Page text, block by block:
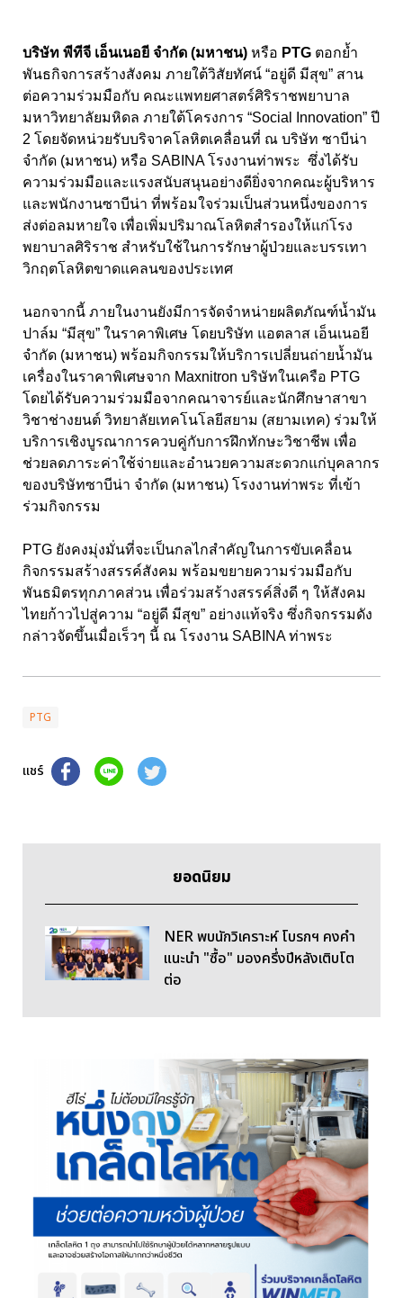
บริษัท พีทีจี เอ็นเนอยี จำกัด (มหาชน) หรือ PTG ตอกย้ำ
พันธกิจการสร้างสังคม ภายใต้วิสัยทัศน์ “อยู่ดี มีสุข” สาน
ต่อความร่วมมือกับ คณะแพทยศาสตร์ศิริราชพยาบาล
มหาวิทยาลัยมหิดล ภายใต้โครงการ “Social Innovation” ปี
2 โดยจัดหน่วยรับบริจาคโลหิตเคลื่อนที่ ณ บริษัท ซาบีน่า
จำกัด (มหาชน) หรือ SABINA โรงงานท่าพระ ซึ่งได้รับ
ความร่วมมือและแรงสนับสนุนอย่างดียิ่งจากคณะผู้บริหาร
และพนักงานซาบีน่า ที่พร้อมใจร่วมเป็นส่วนหนึ่งของการ
ส่งต่อลมหายใจ เพื่อเพิ่มปริมาณโลหิตสำรองให้แก่โรง
พยาบาลศิริราช สำหรับใช้ในการรักษาผู้ป่วยและบรรเทา
วิกฤตโลหิตขาดแคลนของประเทศ
นอกจากนี้ ภายในงานยังมีการจัดจำหน่ายผลิตภัณฑ์น้ำมัน
ปาล์ม “มีสุข” ในราคาพิเศษ โดยบริษัท แอตลาส เอ็นเนอยี
จำกัด (มหาชน) พร้อมกิจกรรมให้บริการเปลี่ยนถ่ายน้ำมัน
เครื่องในราคาพิเศษจาก Maxnitron บริษัทในเครือ PTG
โดยได้รับความร่วมมือจากคณาจารย์และนักศึกษาสาขา
วิชาช่างยนต์ วิทยาลัยเทคโนโลยีสยาม (สยามเทค) ร่วมให้
บริการเชิงบูรณาการควบคู่กับการฝึกทักษะวิชาชีพ เพื่อ
ช่วยลดภาระค่าใช้จ่ายและอำนวยความสะดวกแก่บุคลากร
ของบริษัทซาบีน่า จำกัด (มหาชน) โรงงานท่าพระ ที่เข้า
ร่วมกิจกรรม
PTG ยังคงมุ่งมั่นที่จะเป็นกลไกสำคัญในการขับเคลื่อน
กิจกรรมสร้างสรรค์สังคม พร้อมขยายความร่วมมือกับ
พันธมิตรทุกภาคส่วน เพื่อร่วมสร้างสรรค์สิ่งดี ๆ ให้สังคม
ไทยก้าวไปสู่ความ “อยู่ดี มีสุข” อย่างแท้จริง ซึ่งกิจกรรมดัง
กล่าวจัดขึ้นเมื่อเร็วๆ นี้ ณ โรงงาน SABINA ท่าพระ
PTG
แชร์
ยอดนิยม
NER พบนักวิเคราะห์ โบรกฯ คงคำ
แนะนำ "ซื้อ" มองครึ่งปีหลังเติบโต
ต่อ